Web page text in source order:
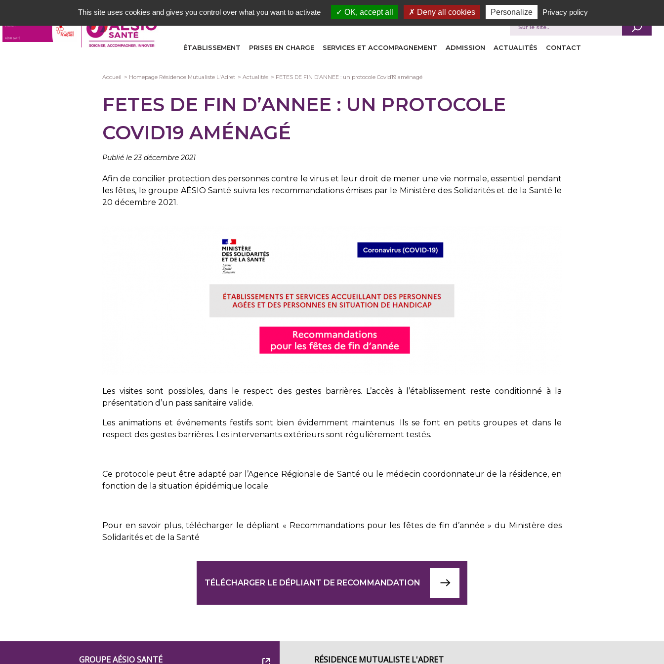
contenu
principal
ÉTABLISSEMENT PRISES EN CHARGE SERVICES ET ACCOMPAGNEMENT ADMISSION ACTUALITÉS CONTACT
Je recherche
Fil
d'Ariane
Accueil Homepage Résidence Mutualiste L'Adret Actualités FETES DE FIN D’ANNEE : un protocole Covid19 aménagé
FETES DE FIN D’ANNEE : UN PROTOCOLE
COVID19 AMÉNAGÉ
Publié le 23 décembre 2021
Afin de concilier protection des personnes contre le virus et leur droit de mener une vie normale, essentiel pendant
les fêtes, le groupe AÉSIO Santé suivra les recommandations émises par le Ministère des Solidarités et de la Santé le
20 décembre 2021.
Les visites sont possibles, dans le respect des gestes barrières. L’accès à l’établissement reste conditionné à la
présentation d’un pass sanitaire valide.
Les animations et événements festifs sont bien évidemment maintenus. Ils se font en petits groupes et dans le
respect des gestes barrières. Les intervenants extérieurs sont régulièrement testés.
Ce protocole peut être adapté par l’Agence Régionale de Santé ou le médecin coordonnateur de la résidence, en
fonction de la situation épidémique locale.
Pour en savoir plus, télécharger le dépliant « Recommandations pour les fêtes de fin d’année » du Ministère des
Solidarités et de la Santé
TÉLÉCHARGER LE DÉPLIANT DE RECOMMANDATION
GROUPE AÉSIO SANTÉ RÉSIDENCE MUTUALISTE L'ADRET
This site uses cookies and gives you control over what you want to activate OK, accept all Deny all cookies Personalize Privacy policy